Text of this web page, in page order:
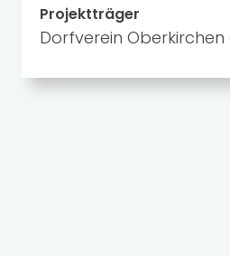
Projektträger
Dorfverein Oberkirchen